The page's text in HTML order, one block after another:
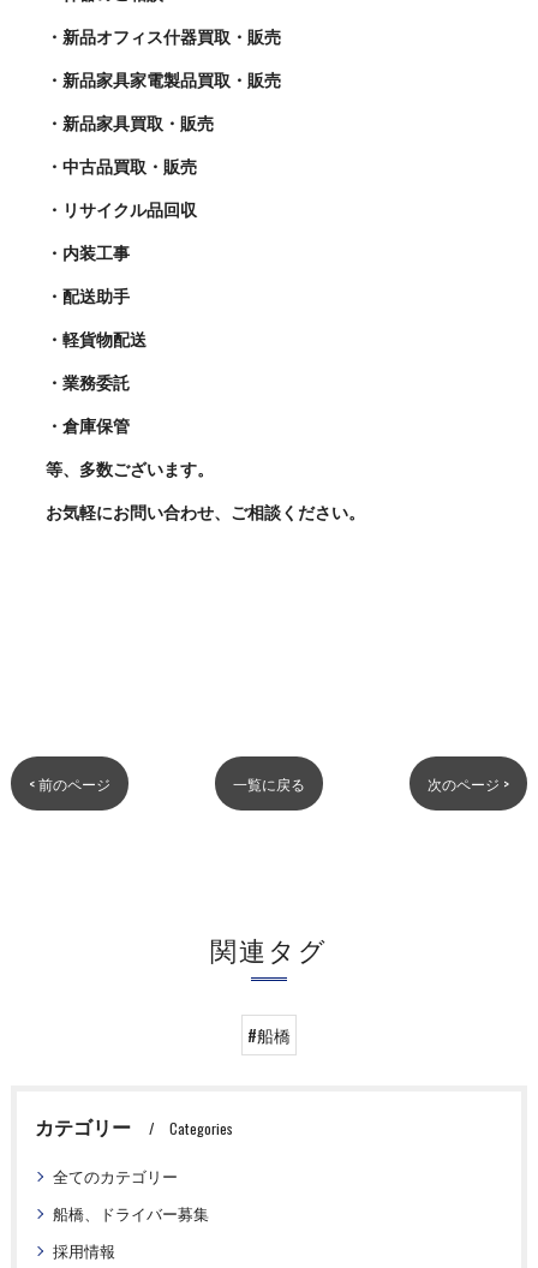
・新品オフィス什器買取・販売
・新品家具家電製品買取・販売
・新品家具買取・販売
・中古品買取・販売
・リサイクル品回収
・内装工事
・配送助手
・軽貨物配送
・業務委託
・倉庫保管
等、多数ございます。
お気軽にお問い合わせ、ご相談ください。
< 前のページ 一覧に戻る 次のページ >
関連タグ
#船橋
カテゴリー Categories
全てのカテゴリー
船橋、ドライバー募集
採用情報